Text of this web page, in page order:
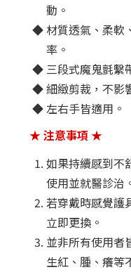
動。
材質透氣、柔軟
率。
三段式魔鬼氈繫
細緻剪裁，不影
左右手皆適用。
★ 注意事項 ★
如果持續感到不
使用並就醫診治
若穿戴時感覺護
立即更換。
並非所有使用者
生紅、腫、癢等